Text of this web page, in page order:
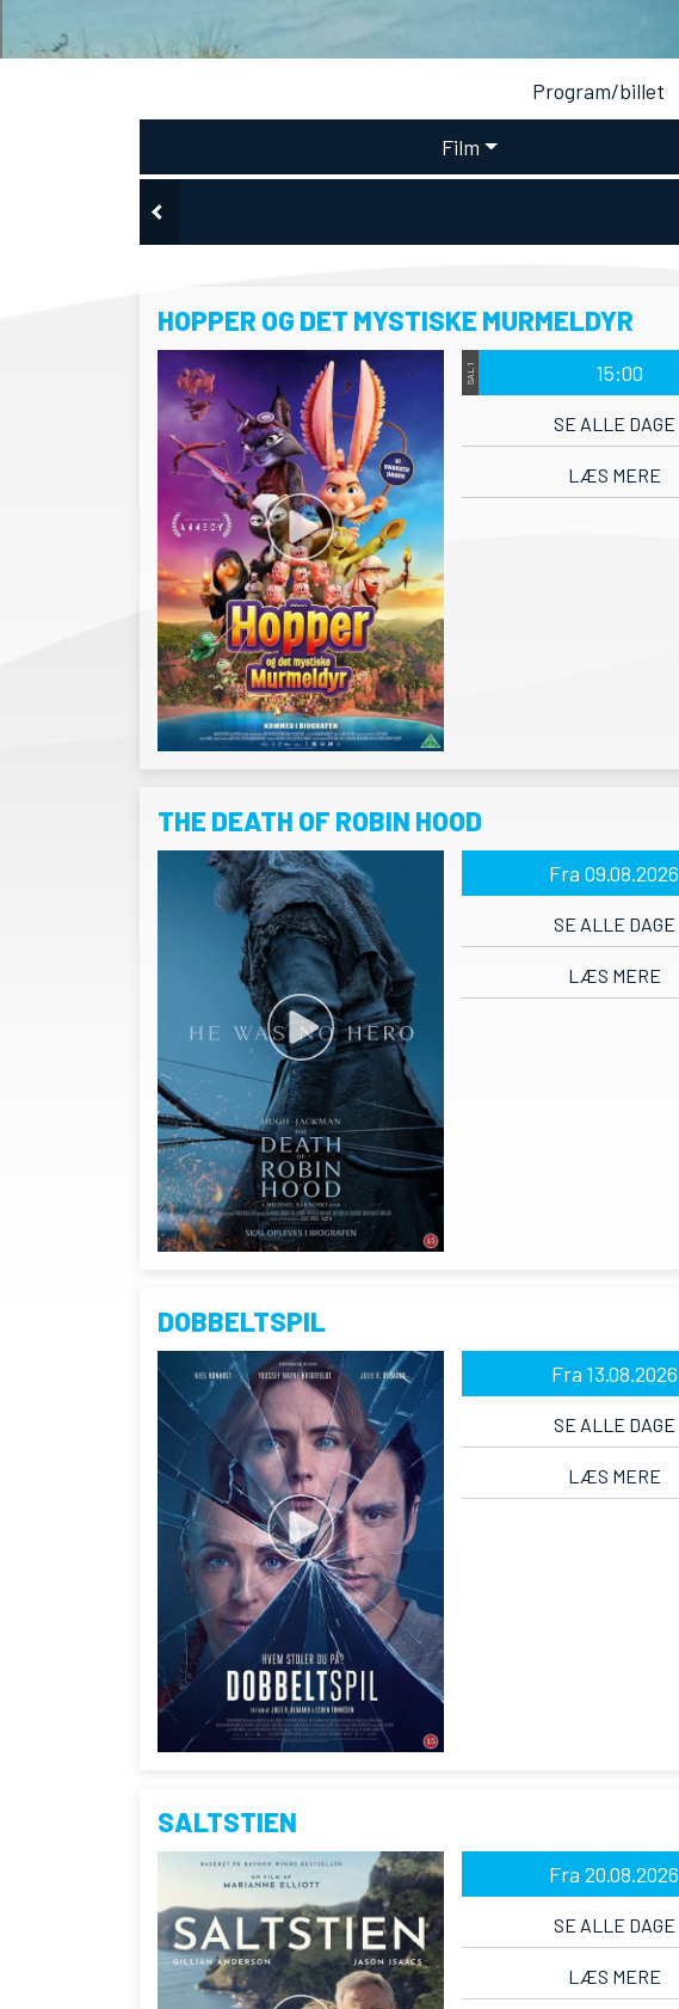
Program/billet
Film
HOPPER OG DET MYSTISKE MURMELDYR
SAL 1 15:00
SE ALLE DAGE
LÆS MERE
THE DEATH OF ROBIN HOOD
Fra 09.08.2026
SE ALLE DAGE
LÆS MERE
DOBBELTSPIL
Fra 13.08.2026
SE ALLE DAGE
LÆS MERE
SALTSTIEN
Fra 20.08.2026
SE ALLE DAGE
LÆS MERE